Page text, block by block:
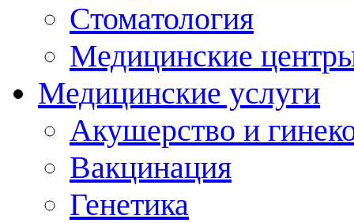
Стоматология
Медицинские
Медицинские услуги
Акушерство и
Вакцинация
Генетика